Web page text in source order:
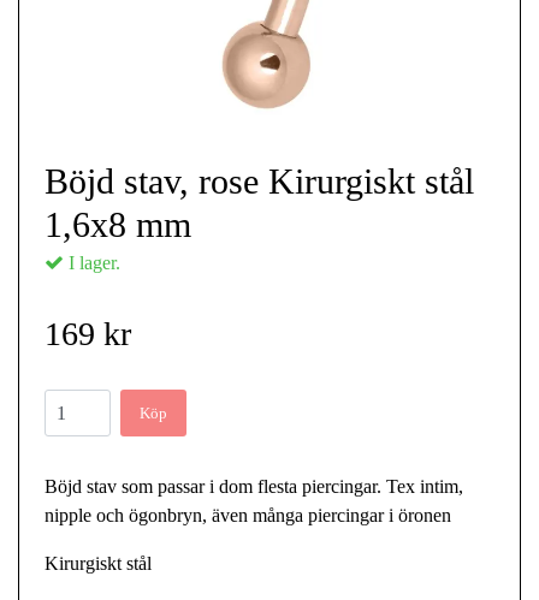
Böjd stav, rose Kirurgiskt stål
1,6x8 mm
I lager.
169 kr
Köp
Böjd stav som passar i dom flesta piercingar. Tex intim,
nipple och ögonbryn, även många piercingar i öronen
Kirurgiskt stål